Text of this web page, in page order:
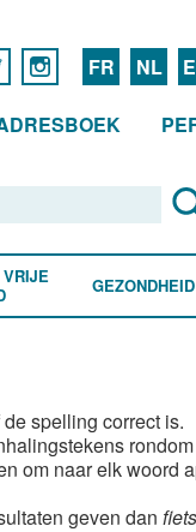
FR NL
GEZONDHEID
spelling correct is.
om naar elk woord
geven dan fiets